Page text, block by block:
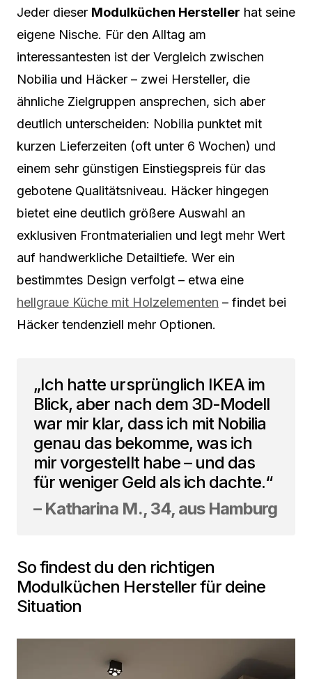
Jeder dieser Modulküchen Hersteller hat seine
eigene Nische. Für den Alltag am
interessantesten ist der Vergleich zwischen
Nobilia und Häcker – zwei Hersteller, die
ähnliche Zielgruppen ansprechen, sich aber
deutlich unterscheiden: Nobilia punktet mit
kurzen Lieferzeiten (oft unter 6 Wochen) und
einem sehr günstigen Einstiegspreis für das
gebotene Qualitätsniveau. Häcker hingegen
bietet eine deutlich größere Auswahl an
exklusiven Frontmaterialien und legt mehr Wert
auf handwerkliche Detailtiefe. Wer ein
bestimmtes Design verfolgt – etwa eine
hellgraue Küche mit Holzelementen – findet bei
Häcker tendenziell mehr Optionen.
„Ich hatte ursprünglich IKEA im
Blick, aber nach dem 3D-Modell
war mir klar, dass ich mit Nobilia
genau das bekomme, was ich
mir vorgestellt habe – und das
für weniger Geld als ich dachte.“
– Katharina M., 34, aus Hamburg
So findest du den richtigen
Modulküchen Hersteller für deine
Situation